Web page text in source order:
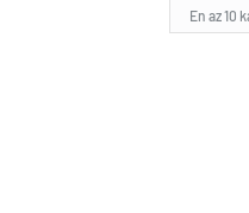
En az 10